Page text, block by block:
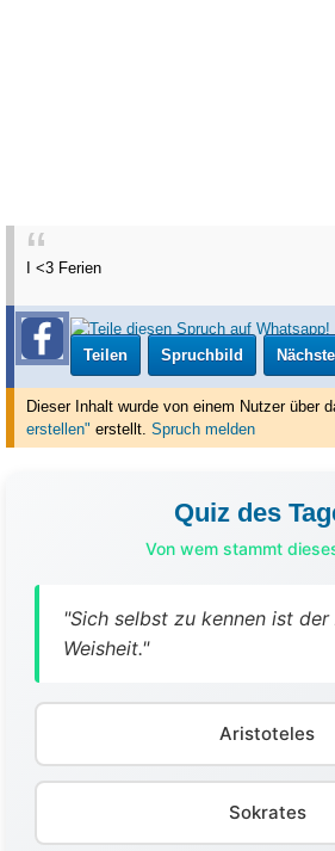
I <3 Ferien
Teilen Spruchbild
Dieser Inhalt wurde von einem Nutzer über
erstellen" erstellt. Spruch melden
Quiz des
Von wem stammt
"Sich selbst zu kennen ist
Weisheit."
Aristoteles
Sokrates